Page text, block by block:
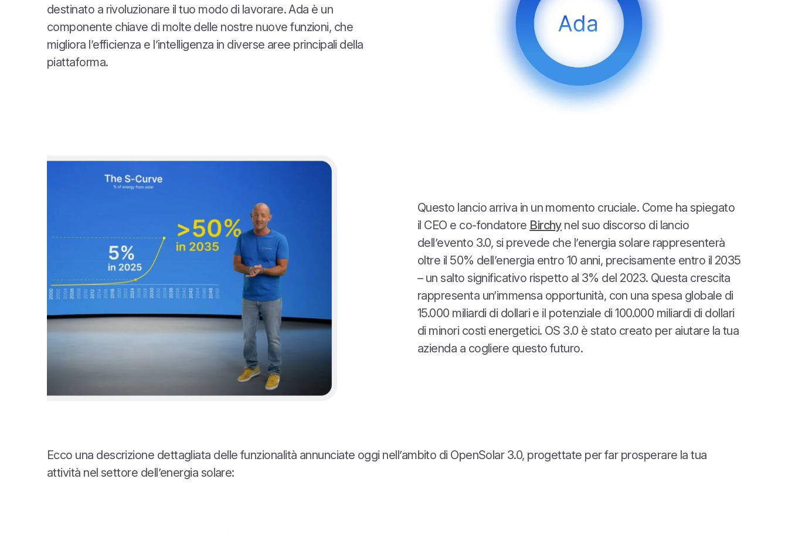
destinato a rivoluzionare il tuo modo di lavorare. Ada è un
componente chiave di molte delle nostre nuove funzioni, che
migliora l’efficienza e l’intelligenza in diverse aree principali della
piattaforma.
Questo lancio arriva in un momento cruciale. Come ha spiegato
il CEO e co-fondatore Birchynel suo discorso di lancio
dell’evento 3.0, si prevede che l’energia solare rappresenterà
oltre il 50% dell’energia entro 10 anni, precisamente entro il 2035
– un salto significativo rispetto al 3% del 2023. Questa crescita
rappresenta un’immensa opportunità, con una spesa globale di
15.000 miliardi di dollari e il potenziale di 100.000 miliardi di dollari
di minori costi energetici. OS 3.0 è stato creato per aiutare la tua
azienda a cogliere questo futuro.
Ecco una descrizione dettagliata delle funzionalità annunciate oggi nell’ambito di OpenSolar 3.0, progettate per far prosperare la tua
attività nel settore dell’energia solare: